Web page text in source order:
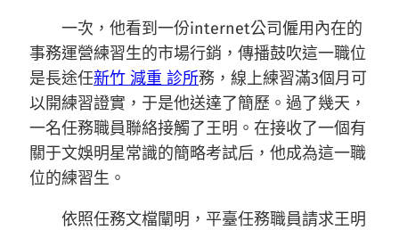
一次，他看到一份internet公司僱用內在的
事務運營練習生的市場行銷，傳播鼓吹這一職位
是長途任新竹 減重 診所務，線上練習滿3個月可
以開練習證實，于是他送達了簡歷。過了幾天，
一名任務職員聯絡接觸了王明。在接收了一個有
關于文娛明星常識的簡略考試后，他成為這一職
位的練習生。
依照任務文檔闡明，平臺任務職員請求王明